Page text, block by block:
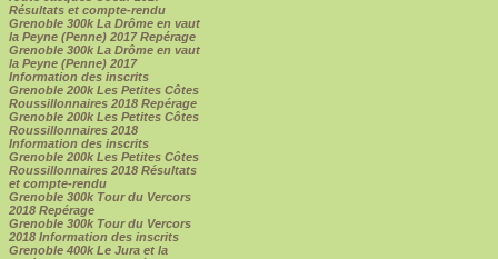
Résultats et compte-rendu
Grenoble 300k La Drôme en vaut
la Peyne (Penne) 2017 Repérage
Grenoble 300k La Drôme en vaut
la Peyne (Penne) 2017
Information des inscrits
Grenoble 200k Les Petites Côtes
Roussillonnaires 2018 Repérage
Grenoble 200k Les Petites Côtes
Roussillonnaires 2018
Information des inscrits
Grenoble 200k Les Petites Côtes
Roussillonnaires 2018 Résultats
et compte-rendu
Grenoble 300k Tour du Vercors
2018 Repérage
Grenoble 300k Tour du Vercors
2018 Information des inscrits
Grenoble 400k Le Jura et la